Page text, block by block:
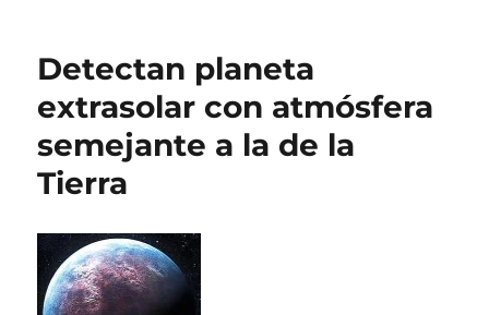
Detectan planeta
extrasolar con atmósfera
semejante a la de la
Tierra